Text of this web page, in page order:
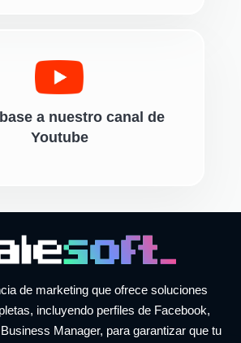
a nuestro canal de
Youtube
de marketing que ofrece soluciones
incluyendo perfiles de Facebook,
Manager, para garantizar que tu